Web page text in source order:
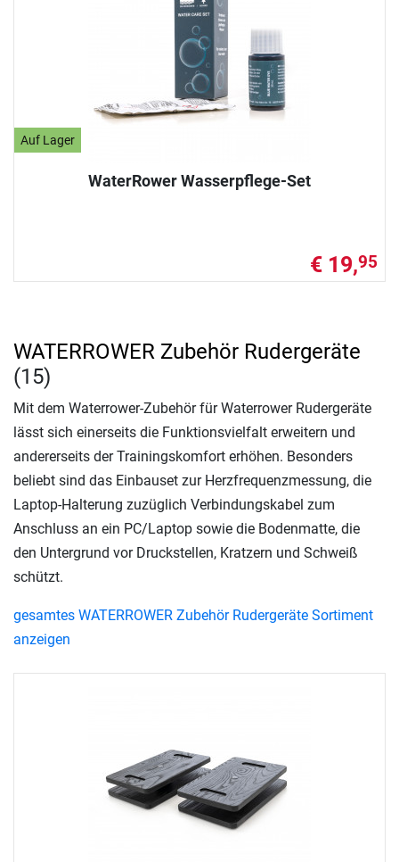
Auf Lager
WaterRower Wasserpflege-Set
€ 19,95
WATERROWER Zubehör Rudergeräte
(15)
Mit dem Waterrower-Zubehör für Waterrower Rudergeräte
lässt sich einerseits die Funktionsvielfalt erweitern und
andererseits der Trainingskomfort erhöhen. Besonders
beliebt sind das Einbauset zur Herzfrequenzmessung, die
Laptop-Halterung zuzüglich Verbindungskabel zum
Anschluss an ein PC/Laptop sowie die Bodenmatte, die
den Untergrund vor Druckstellen, Kratzern und Schweiß
schützt.
gesamtes WATERROWER Zubehör Rudergeräte Sortiment
anzeigen